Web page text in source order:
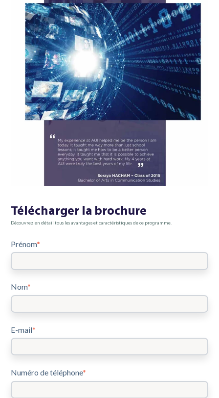
Télécharger la brochure
Découvrez en détail tous les avantages et caractéristiques de ce programme.
Prénom*
Nom*
E-mail*
Numéro de téléphone*